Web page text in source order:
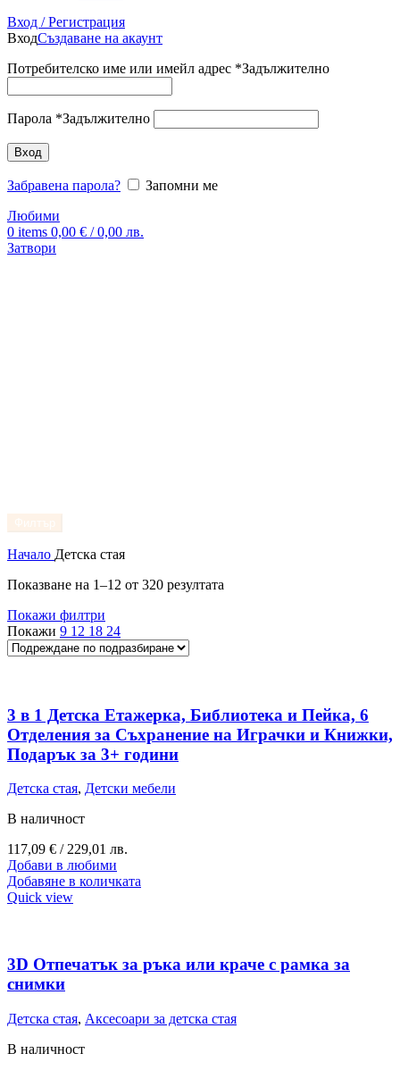
Вход / Регистрация
ВходСъздаване на акаунт
Потребителско име или имейл адрес *Задължително
Парола *Задължително
Вход
Забравена парола?
Запомни ме
Любими
0 items 0,00 € / 0,00 лв.
Затвори
Начало Детска стая
Показване на 1–12 от 320 резултата
Покажи филтри
Покажи 9 12 18 24
3 в 1 Детска Етажерка, Библиотека и Пейка, 6
Отделения за Съхранение на Играчки и Книжки,
Подарък за 3+ години
Детска стая, Детски мебели
В наличност
117,09 € / 229,01 лв.
Добави в любими
Добавяне в количката
Quick view
3D Отпечатък за ръка или краче с рамка за
снимки
Детска стая, Аксесоари за детска стая
В наличност